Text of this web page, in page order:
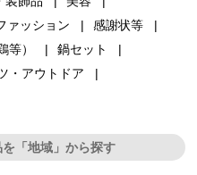
ァッション
感謝状等
等）
鍋セット
・アウトドア
「地域」から探す